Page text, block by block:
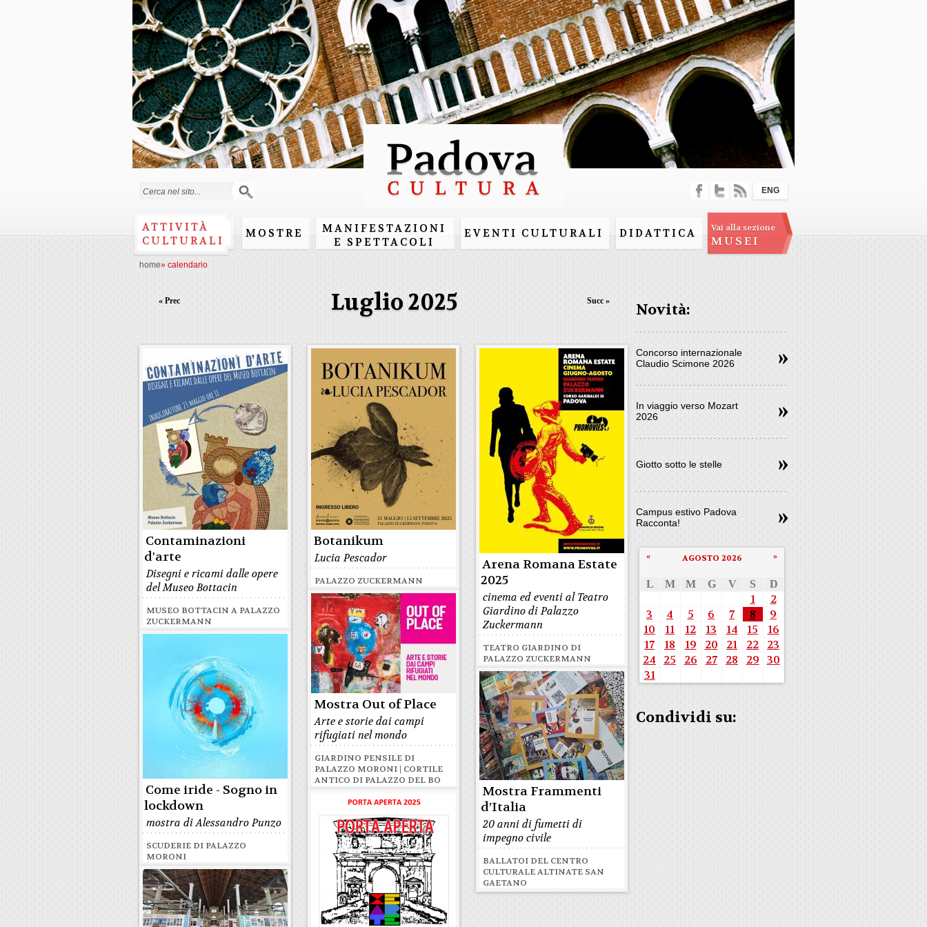
Salta al
contenuto
principale
Form di ricerca
ATTIVITÀ
CULTURALI
MOSTRE
MANIFESTAZIONI
E SPETTACOLI
EVENTI CULTURALI DIDATTICA Vai alla sezione
MUSEI
ENG
home» calendario
Luglio 2025
« Prec Succ »
Contaminazioni
d'arte
Disegni e ricami dalle opere
del Museo Bottacin
MUSEO BOTTACIN A PALAZZO
ZUCKERMANN
Botanikum
Lucia Pescador
PALAZZO ZUCKERMANN
Arena Romana Estate
2025
cinema ed eventi al Teatro
Giardino di Palazzo
Zuckermann
TEATRO GIARDINO DI
PALAZZO ZUCKERMANN
Mostra Out of Place
Arte e storie dai campi
rifugiati nel mondo
GIARDINO PENSILE DI
PALAZZO MORONI | CORTILE
ANTICO DI PALAZZO DEL BO
Come iride - Sogno in
lockdown
mostra di Alessandro Punzo
SCUDERIE DI PALAZZO
MORONI
Mostra Frammenti
d’Italia
20 anni di fumetti di
impegno civile
BALLATOI DEL CENTRO
CULTURALE ALTINATE SAN
GAETANO
Novità:
Concorso internazionale
Claudio Scimone 2026
In viaggio verso Mozart
2026
Giotto sotto le stelle
Campus estivo Padova
Racconta!
AGOSTO 2026
« »
L M M G V S D
1
2
3
4 5 6 7 8
9
10
11 12 13 14 15
16
17
18 19 20 21 22
23
24
25 26 27 28 29 30
31
Condividi su: